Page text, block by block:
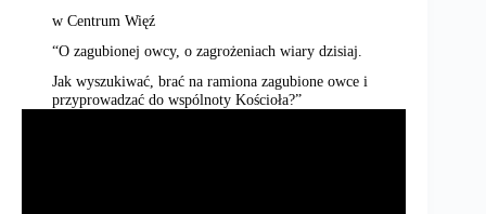
w Centrum Więź
“O zagubionej owcy, o zagrożeniach wiary dzisiaj.
Jak wyszukiwać, brać na ramiona zagubione owce i
przyprowadzać do wspólnoty Kościoła?”